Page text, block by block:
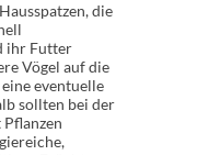
die
ihr Futter
Vögel auf die
eventuelle
sollten bei der
Pflanzen